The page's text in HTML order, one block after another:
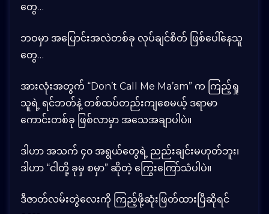
တွေ…
ဘဝမှာ အပြောင်းအလဲတစ်ခု လုပ်ချင်စိတ် ဖြစ်ပေါ်နေသူ
တွေ…
အားလုံးအတွက် “Don’t Call Me Ma’am” က ကြည့်ရှု
သူရဲ့ ရင်ဘတ်နဲ့ တစ်ထပ်တည်းကျစေမယ့် ဒရာမာ
ကောင်းတစ်ခု ဖြစ်လာမှာ အသေအချာပါပဲ။
ဒါဟာ အသက် ၄၀ အရွယ်တွေရဲ့ ညည်းချင်းမဟုတ်ဘူး၊
ဒါဟာ “ငါတို့ ခုမှ စမှာ” ဆိုတဲ့ ကြွေးကြော်သံပါပဲ။
ဒီဇာတ်လမ်းတွဲလေးကို ကြည့်ဖို့ဆုံးဖြတ်ထားပြီဆိုရင်